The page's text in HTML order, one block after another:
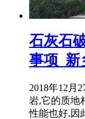
石灰石
事项_新
2018年12月
岩,它的质地
性能也好,因